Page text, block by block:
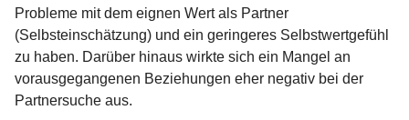
Probleme mit dem eignen Wert als Partner
(Selbsteinschätzung) und ein geringeres Selbstwertgefühl
zu haben. Darüber hinaus wirkte sich ein Mangel an
vorausgegangenen Beziehungen eher negativ bei der
Partnersuche aus.